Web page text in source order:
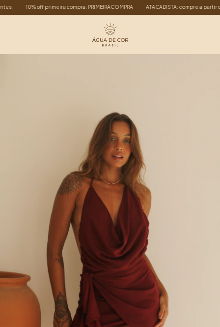
off primeira compra: PRIMEIRACOMPRA ATACADISTA: compre a partir de 6 peças